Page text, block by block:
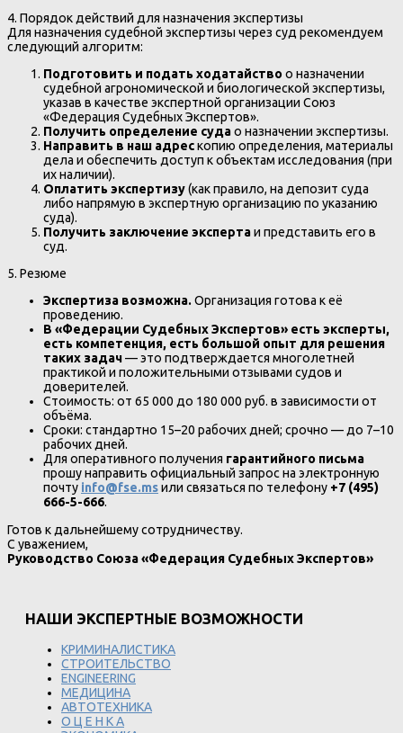
4. Порядок действий для назначения экспертизы
Для назначения судебной экспертизы через суд рекомендуем
следующий алгоритм:
Подготовить и подать ходатайство о назначении
судебной агрономической и биологической экспертизы,
указав в качестве экспертной организации Союз
«Федерация Судебных Экспертов».
Получить определение судао назначении экспертизы.
Направить в наш адрескопию определения, материалы
дела и обеспечить доступ к объектам исследования (при
их наличии).
Оплатить экспертизу(как правило, на депозит суда
либо напрямую в экспертную организацию по указанию
суда).
Получить заключение экспертаи представить его в
суд.
5. Резюме
Экспертиза возможна.Организация готова к её
проведению.
В «Федерации Судебных Экспертов» есть эксперты,
есть компетенция, есть большой опыт для решения
таких задач— это подтверждается многолетней
практикой и положительными отзывами судов и
доверителей.
Стоимость: от 65 000 до 180 000 руб. в зависимости от
объёма.
Сроки: стандартно 15–20 рабочих дней; срочно — до 7–10
рабочих дней.
Для оперативного получения гарантийного письма
прошу направить официальный запрос на электронную
почту info@fse.msили связаться по телефону +7 (495)
666-5-666.
Готов к дальнейшему сотрудничеству.
С уважением,
Руководство Союза «Федерация Судебных Экспертов»
НАШИ ЭКСПЕРТНЫЕ ВОЗМОЖНОСТИ
КРИМИНАЛИСТИКА
СТРОИТЕЛЬСТВО
ENGINEERING
МЕДИЦИНА
АВТОТЕХНИКА
О Ц Е Н К А